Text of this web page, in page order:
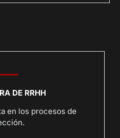
DE RRHH
en los procesos de